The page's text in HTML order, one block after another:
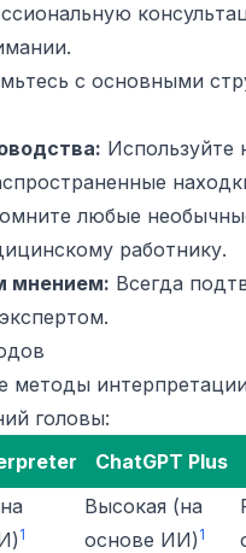
с основными
Используйте
любые
работнику.
мнением: Всегда
методы
головы:
ChatGPT Plus
1
Высокая (на
основе ИИ) 1